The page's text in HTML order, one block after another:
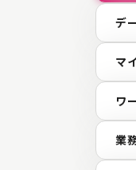
デ
マ
ワ
業